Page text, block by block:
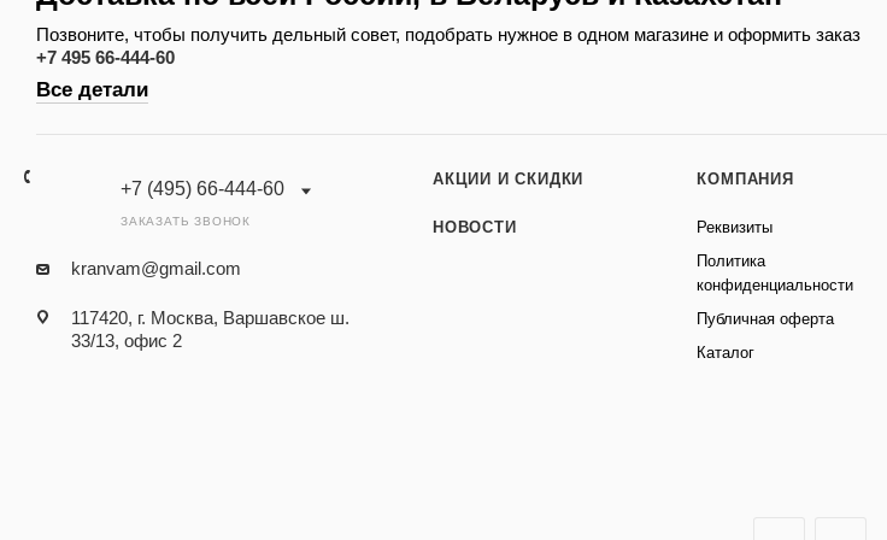
Позвоните, чтобы получить дельный совет, подобрать нужное в одном магазине и оформить заказ
+7 495 66-444-60
Все детали
+7 (495) 66-444-60
ЗАКАЗАТЬ ЗВОНОК
kranvam@gmail.com
117420, г. Москва, Варшавское ш.
33/13, офис 2
АКЦИИ И СКИДКИ
НОВОСТИ
КОМПАНИЯ
Реквизиты
Политика
конфиденциальности
Публичная оферта
Каталог